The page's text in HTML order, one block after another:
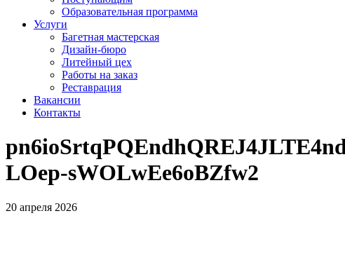
Образовательная программа
Услуги
Багетная мастерская
Дизайн-бюро
Литейный цех
Работы на заказ
Реставрация
Вакансии
Контакты
LOep-sWOLwEe6oBZfw2
20 апреля 2026